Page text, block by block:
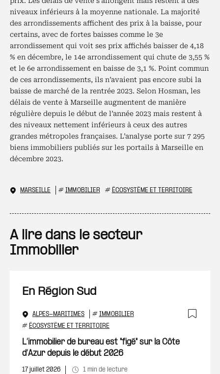
niveaux inférieurs à la moyenne nationale. La majorité
des arrondissements affichent des prix à la baisse, pour
certains, avec de fortes baisses comme le 3e
arrondissement qui voit ses prix affichés baisser de 4,18
% en décembre, le 14e arrondissement qui chute de 3,55 %
et le 6e arrondissement en baisse de 3,1 %. Point commun
de ces arrondissements, ils n’avaient pas encore subi la
baisse de marché de la rentrée 2023. Selon Hosman, les
délais de vente à Marseille augmentent de manière
régulière depuis le début de l’année 2023 mais restent à
des niveaux nettement inférieurs à ceux des autres
grandes métropoles françaises. L’analyse porte sur 7 295
biens immobiliers publiés sur les portails à Marseille en
décembre 2023.
MARSEILLE # IMMOBILIER # ÉCOSYSTÈME ET TERRITOIRE
A lire dans le secteur
Immobilier
En Région Sud
ALPES-MARITIMES # IMMOBILIER
# ÉCOSYSTÈME ET TERRITOIRE
L’immobilier de bureau est "figé" sur la Côte
d’Azur depuis le début 2026
17 juillet 2026 1 min de lecture